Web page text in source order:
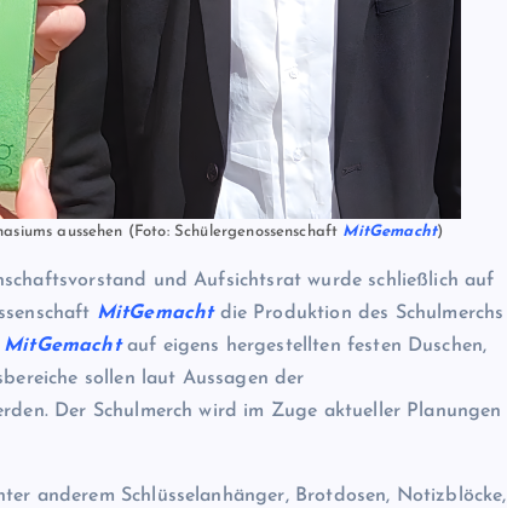
aussehen (Foto: Schülergenossenschaft MitGemacht)
und Aufsichtsrat wurde schließlich auf
MitGemacht die Produktion des Schulmerchs
MitGemachtauf eigens hergestellten festen Duschen,
sollen laut Aussagen der
Der Schulmerch wird im Zuge aktueller Planungen
anderem Schlüsselanhänger, Brotdosen, Notizblöcke,